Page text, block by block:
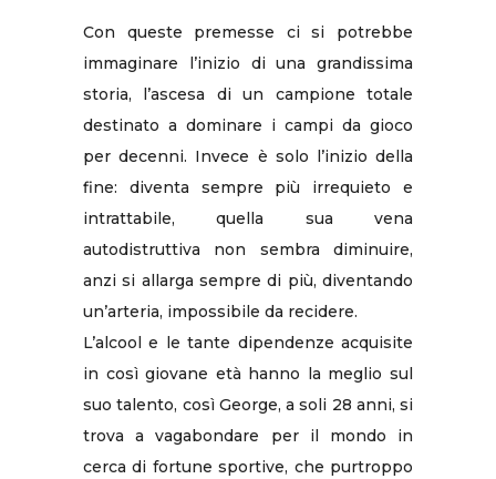
Con queste premesse ci si potrebbe
immaginare l’inizio di una grandissima
storia, l’ascesa di un campione totale
destinato a dominare i campi da gioco
per decenni. Invece è solo l’inizio della
fine: diventa sempre più irrequieto e
intrattabile, quella sua vena
autodistruttiva non sembra diminuire,
anzi si allarga sempre di più, diventando
un’arteria, impossibile da recidere.
L’alcool e le tante dipendenze acquisite
in così giovane età hanno la meglio sul
suo talento, così George, a soli 28 anni, si
trova a vagabondare per il mondo in
cerca di fortune sportive, che purtroppo